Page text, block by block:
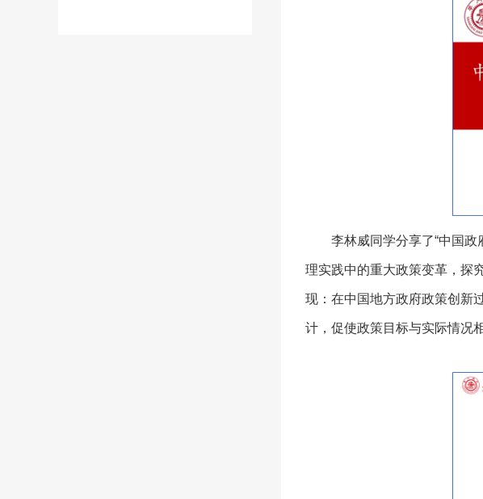
李林威同学分享了“中国
理实践中的重大政策变革，探
现：在中国地方政府政策创新
计，促使政策目标与实际情况